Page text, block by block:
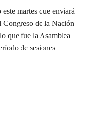
martes que enviará
Congreso de la Nación
que fue la Asamblea
de sesiones